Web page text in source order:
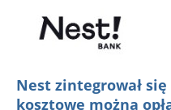
Nest zintegrował się
kosztowe można